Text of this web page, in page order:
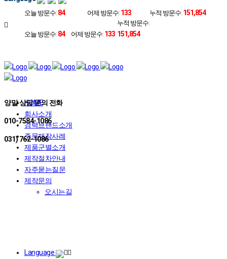
오늘 방문수: 84 어제 방문수: 133 누적 방문수: 151,854
오늘 방문수: 84 어제 방문수: 133
누적 방문수:
151,854
양말 상담 문의 전화
010-7584-1086
031) 762-1086
HOME
회사소개
경력브랜드소개
주문제작사례
제품군별소개
제작절차안내
자주묻는질문
제작문의
오시는길
Language